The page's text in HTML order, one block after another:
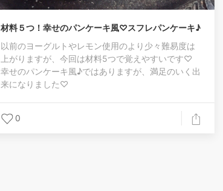
材料５つ！幸せのパンケーキ風♡スフレパンケーキ♪
以前のヨーグルトやレモン使用のより少々難易度は
上がりますが、今回は材料5つで覚えやすいです♡
幸せのパンケーキ風♪ではありますが、満足のいく出
来になりました♡
0